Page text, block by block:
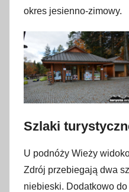
okres jesienno-zimowy.
Szlaki
U podnóży Wieży
Zdrój przebiegają dwa
niebieski. Dodatkowo